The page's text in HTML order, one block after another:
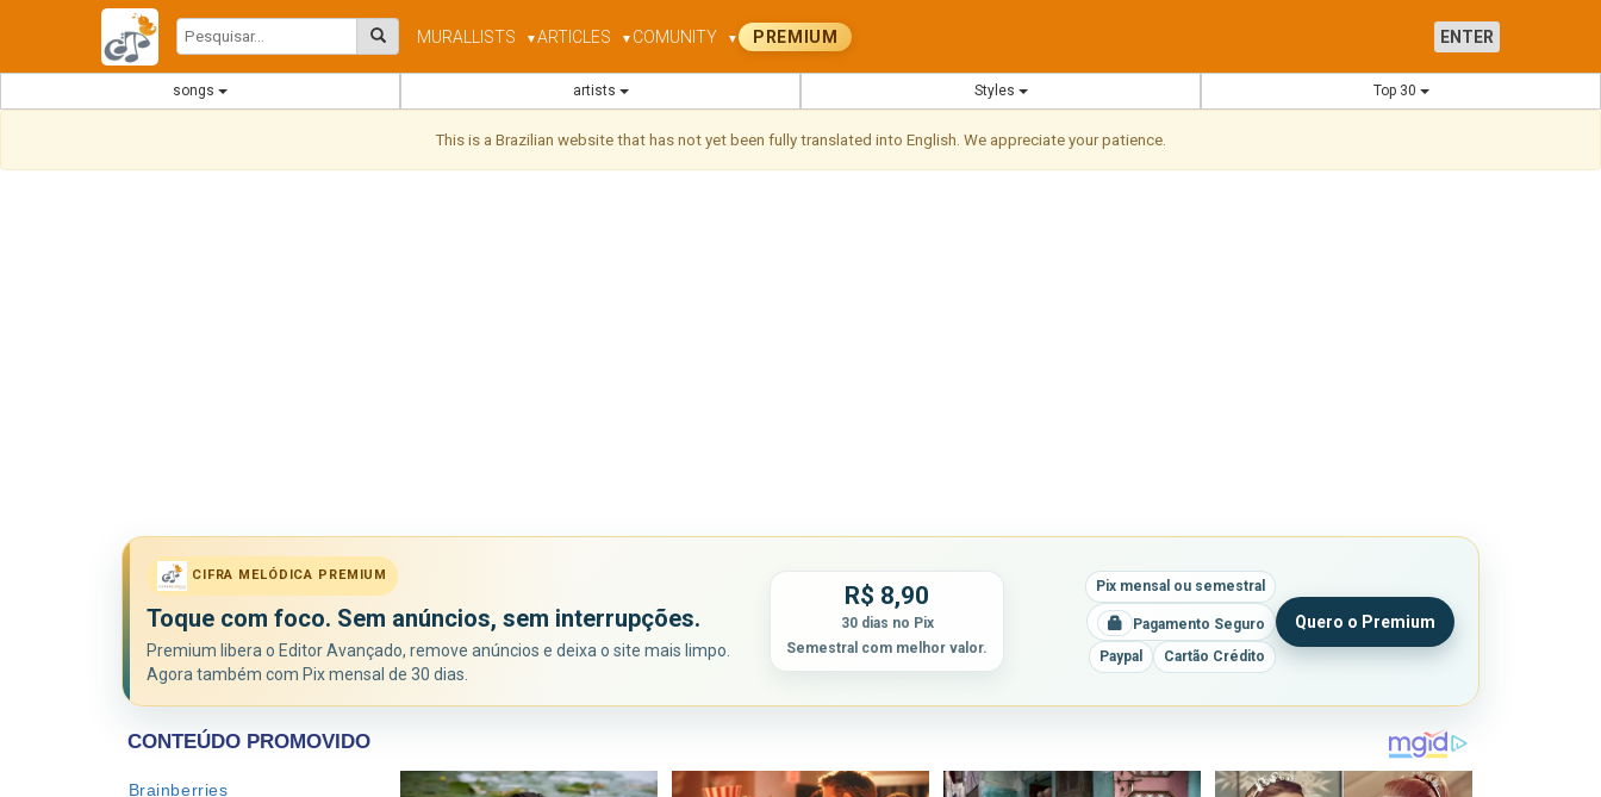
MURAL LISTS ▼ARTICLES ▼ COMUNITY ▼ PREMIUM ENTER
songs artists Styles Top 30
This is a Brazilian website that has not yet been fully translated into English. We appreciate your patience.
CIFRA MELÓDICA PREMIUM
Toque com foco. Sem anúncios, sem interrupções.
Premium libera o Editor Avançado, remove anúncios e deixa o site mais limpo.
Agora também com Pix mensal de 30 dias.
R$ 8,90
30 dias no Pix
Semestral com melhor valor.
Pix mensal ou semestral
Pagamento Seguro
Paypal
Cartão Crédito
Quero o Premium